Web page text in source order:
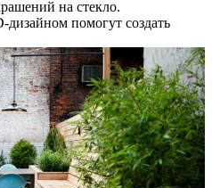
на стекло.
помогут создать